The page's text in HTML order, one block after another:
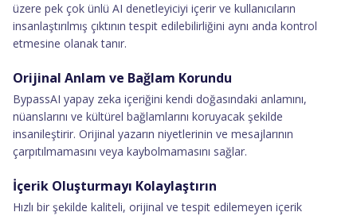
üzere pek çok ünlü AI denetleyiciyi içerir ve kullanıcıların
insanlaştırılmış çıktının tespit edilebilirliğini aynı anda kontrol
etmesine olanak tanır.
Orijinal Anlam ve Bağlam Korundu
BypassAI yapay zeka içeriğini kendi doğasındaki anlamını,
nüanslarını ve kültürel bağlamlarını koruyacak şekilde
insanileştirir. Orijinal yazarın niyetlerinin ve mesajlarının
çarpıtılmamasını veya kaybolmamasını sağlar.
İçerik Oluşturmayı Kolaylaştırın
Hızlı bir şekilde kaliteli, orijinal ve tespit edilemeyen içerik